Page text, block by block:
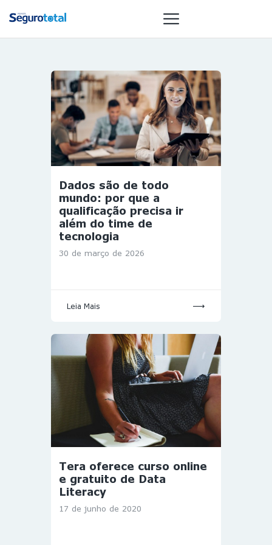
NOTÍCIAS
REVISTA
ESPECIAIS
GAIVOTA DE
OURO
MULHERES
GESTORAS
HOMEST
HOME
Dados são de todo
mundo: por que a
qualificação precisa ir
além do time de
tecnologia
30 de março de 2026
Leia Mais
Tera oferece curso online
e gratuito de Data
Literacy
17 de junho de 2020